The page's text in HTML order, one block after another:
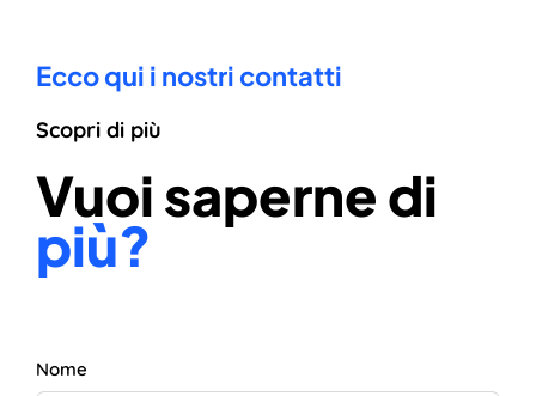
Ecco qui i nostri contatti
Scopri di più
Vuoi saperne di
più?
Nome